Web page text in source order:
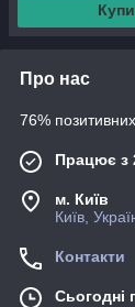
Про нас
76% позитивних
Працює з
м. Київ
Київ,
Контакти
Сьогодні